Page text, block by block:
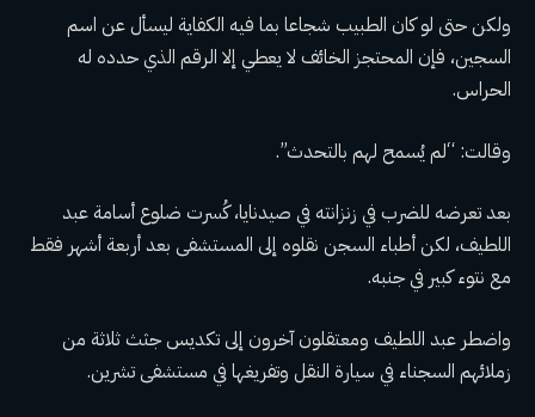
ولكن حتى لو كان الطبيب شجاعا بما فيه الكفاية ليسأل عن اسم
السجين، فإن المحتجز الخائف لا يعطي إلا الرقم الذي حدده له
الحراس.
وقالت: “لم يُسمح لهم بالتحدث”.
بعد تعرضه للضرب في زنزانته في صيدنايا، كُسرت ضلوع أسامة عبد
اللطيف، لكن أطباء السجن نقلوه إلى المستشفى بعد أربعة أشهر فقط
مع نتوء كبير في جنبه.
واضطر عبد اللطيف ومعتقلون آخرون إلى تكديس جثث ثلاثة من
زملائهم السجناء في سيارة النقل وتفريغها في مستشفى تشرين.